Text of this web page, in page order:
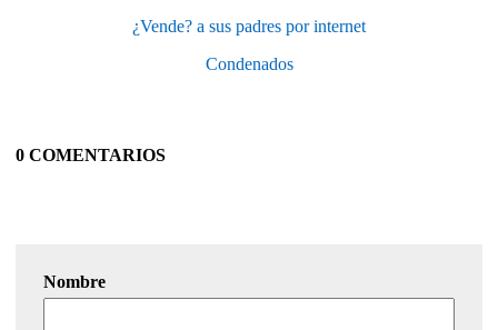
¿Vende? a sus padres por internet
Condenados
0 COMENTARIOS
Nombre